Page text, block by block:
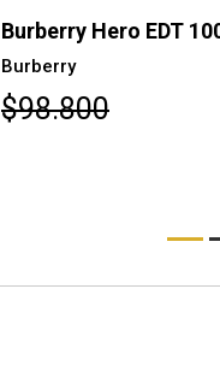
Burberry Hero EDT
Burberry
$98.800